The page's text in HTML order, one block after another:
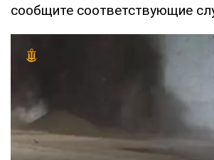
сообщите соответствующие